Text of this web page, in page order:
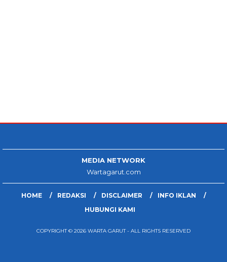
MEDIA NETWORK
Wartagarut.com
HOME REDAKSI DISCLAIMER
INFO IKLAN
HUBUNGI KAMI
COPYRIGHT © 2026 WARTA GARUT - ALL RIGHTS RESERVED